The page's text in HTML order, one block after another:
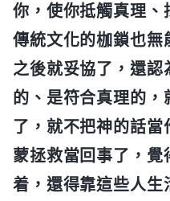
你，使你抵觸真理、
傳統文化的枷鎖也無
之後就妥協了，還
的、是符合真理的
了，就不把神的話
蒙拯救當回事了，
着，還得靠這些人生